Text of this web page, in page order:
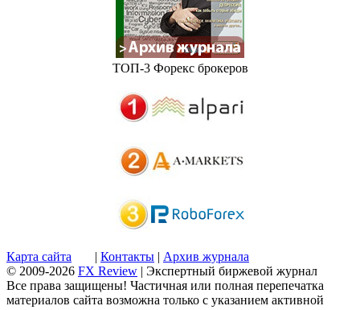
ТОП-3 Форекс брокеров
Карта сайта | Контакты | Архив журнала
© 2009-2026 FX Review | Экспертный биржевой журнал
Все права защищены! Частичная или полная перепечатка
материалов сайта возможна только с указанием активной